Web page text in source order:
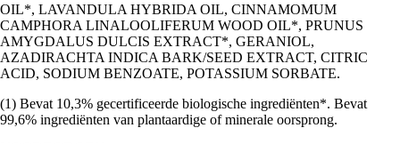
OIL*, LAVANDULA HYBRIDA OIL, CINNAMOMUM
CAMPHORA LINALOOLIFERUM WOOD OIL*, PRUNUS
AMYGDALUS DULCIS EXTRACT*, GERANIOL,
AZADIRACHTA INDICA BARK/SEED EXTRACT, CITRIC
ACID, SODIUM BENZOATE, POTASSIUM SORBATE.
(1) Bevat 10,3% gecertificeerde biologische ingrediënten*. Bevat
99,6% ingrediënten van plantaardige of minerale oorsprong.